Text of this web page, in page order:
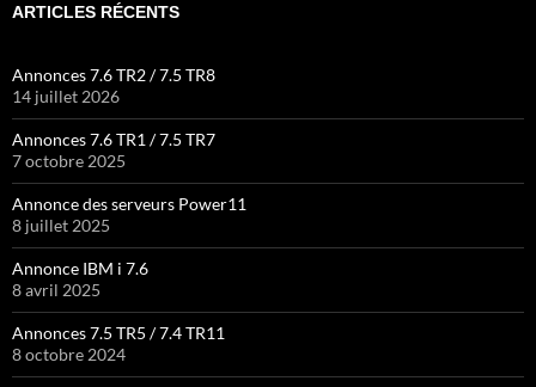
ARTICLES RÉCENTS
Annonces 7.6 TR2 / 7.5 TR8
14 juillet 2026
Annonces 7.6 TR1 / 7.5 TR7
7 octobre 2025
Annonce des serveurs Power11
8 juillet 2025
Annonce IBM i 7.6
8 avril 2025
Annonces 7.5 TR5 / 7.4 TR11
8 octobre 2024